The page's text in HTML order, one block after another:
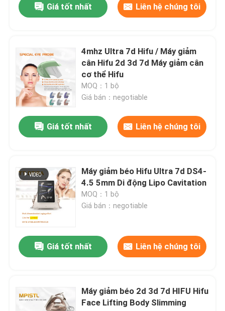
Liên hệ chúng tôi
Yêu cầu báo giá
Tẩy lông bằng Laser Diode SHR
laser diode ba bước sóng
máy giảm béo hifu
Q Switched ND YAG Laser
Giá tốt nhất Liên hệ chúng tôi
4mhz Ultra 7d Hifu / Máy giảm
cân Hifu 2d 3d 7d Máy giảm cân
cơ thể Hifu
MOQ：1 bộ
Giá bán：negotiable
Giá tốt nhất Liên hệ chúng tôi
Máy giảm béo Hifu Ultra 7d DS4-
4.5 5mm Di động Lipo Cavitation
MOQ：1 bộ
Giá bán：negotiable
Giá tốt nhất Liên hệ chúng tôi
Máy giảm béo 2d 3d 7d HIFU Hifu
Face Lifting Body Slimming